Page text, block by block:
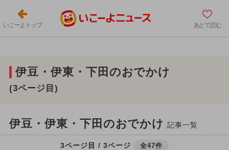
いこーよトップ あとで読む
伊豆・伊東・下田のおでかけ
(3ページ目)
伊豆・伊東・下田のおでかけ 記事一覧
3ページ目 / 3ページ 全47件